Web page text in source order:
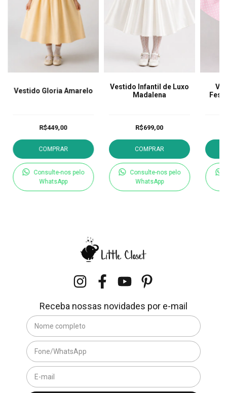
Vestido Gloria Amarelo
R$449,00
COMPRAR
Consulte-nos pelo
WhatsApp
Vestido Infantil de Luxo
Madalena
R$699,00
COMPRAR
Consulte-nos pelo
WhatsApp
Receba nossas novidades por e-mail